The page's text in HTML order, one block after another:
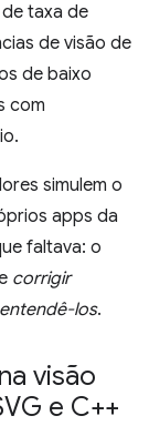
taxa de
de visão de
de baixo
com
simulem o
apps da
faltava: o
corrigir
entendê-los.
visão
e C++